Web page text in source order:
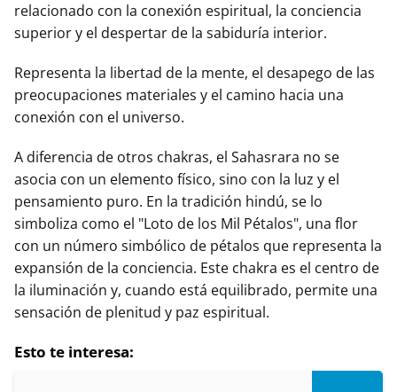
relacionado con la conexión espiritual, la conciencia
superior y el despertar de la sabiduría interior.
Representa la libertad de la mente, el desapego de las
preocupaciones materiales y el camino hacia una
conexión con el universo.
A diferencia de otros chakras, el Sahasrara no se
asocia con un elemento físico, sino con la luz y el
pensamiento puro. En la tradición hindú, se lo
simboliza como el "Loto de los Mil Pétalos", una flor
con un número simbólico de pétalos que representa la
expansión de la conciencia. Este chakra es el centro de
la iluminación y, cuando está equilibrado, permite una
sensación de plenitud y paz espiritual.
Esto te interesa: